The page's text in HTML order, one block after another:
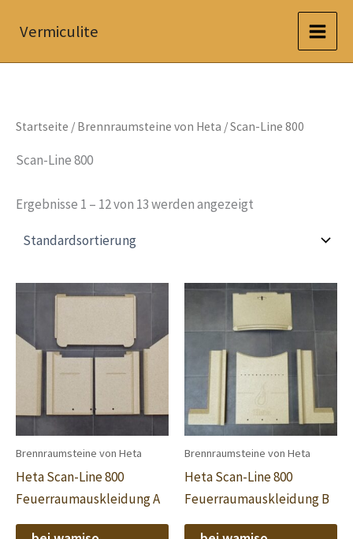
InhaltVermiculite
Startseite / Brennraumsteine von Heta / Scan-Line 800
Scan-Line 800
Ergebnisse 1 – 12 von 13 werden angezeigt
Brennraumsteine von Heta
Heta Scan-Line 800
Feuerraumauskleidung A
Brennraumsteine von Heta
Heta Scan-Line 800
Feuerraumauskleidung B